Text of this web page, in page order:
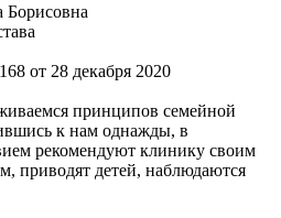
Борисовна
от 28 декабря 2020
принципов семейной
к нам однажды, в
рекомендуют клинику своим
приводят детей, наблюдаются